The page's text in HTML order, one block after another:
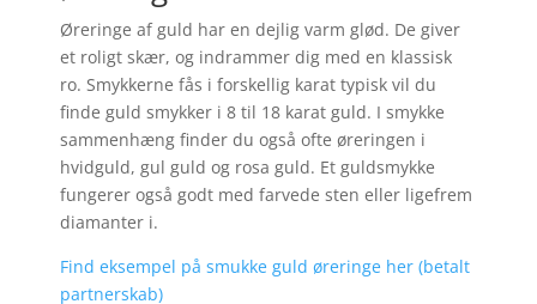
Øreringe af guld har en dejlig varm glød. De giver
et roligt skær, og indrammer dig med en klassisk
ro. Smykkerne fås i forskellig karat typisk vil du
finde guld smykker i 8 til 18 karat guld. I smykke
sammenhæng finder du også ofte øreringen i
hvidguld, gul guld og rosa guld. Et guldsmykke
fungerer også godt med farvede sten eller ligefrem
diamanter i.
Find eksempel på smukke guld øreringe her (betalt
partnerskab)